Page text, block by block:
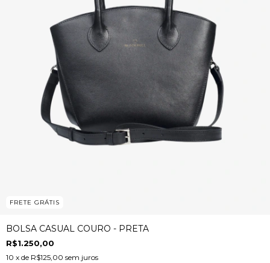
FRETE GRÁTIS
BOLSA CASUAL COURO - PRETA
R$1.250,00
10 x de R$125,00 sem juros